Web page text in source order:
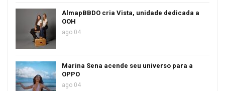
AlmapBBDO cria Vista, unidade dedicada a
OOH
ago 04
Marina Sena acende seu universo para a
OPPO
ago 04